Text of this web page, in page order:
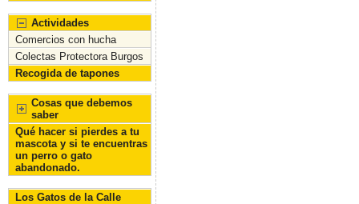
Actividades
Comercios con hucha
Colectas Protectora Burgos
Recogida de tapones
Cosas que debemos
saber
Qué hacer si pierdes a tu
mascota y si te encuentras
un perro o gato
abandonado.
Los Gatos de la Calle